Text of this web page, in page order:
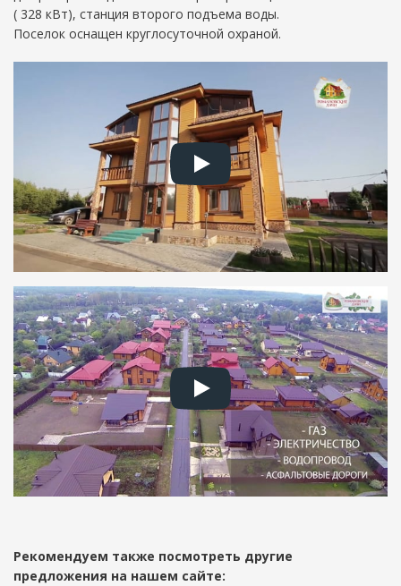
( 328 кВт), станция второго подъема воды.
Поселок оснащен круглосуточной охраной.
Рекомендуем также посмотреть другие
предложения на нашем сайте: